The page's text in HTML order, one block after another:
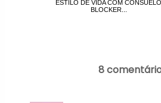
ESTILO DE VIDA COM CONSUELO
BLOCKER...
8